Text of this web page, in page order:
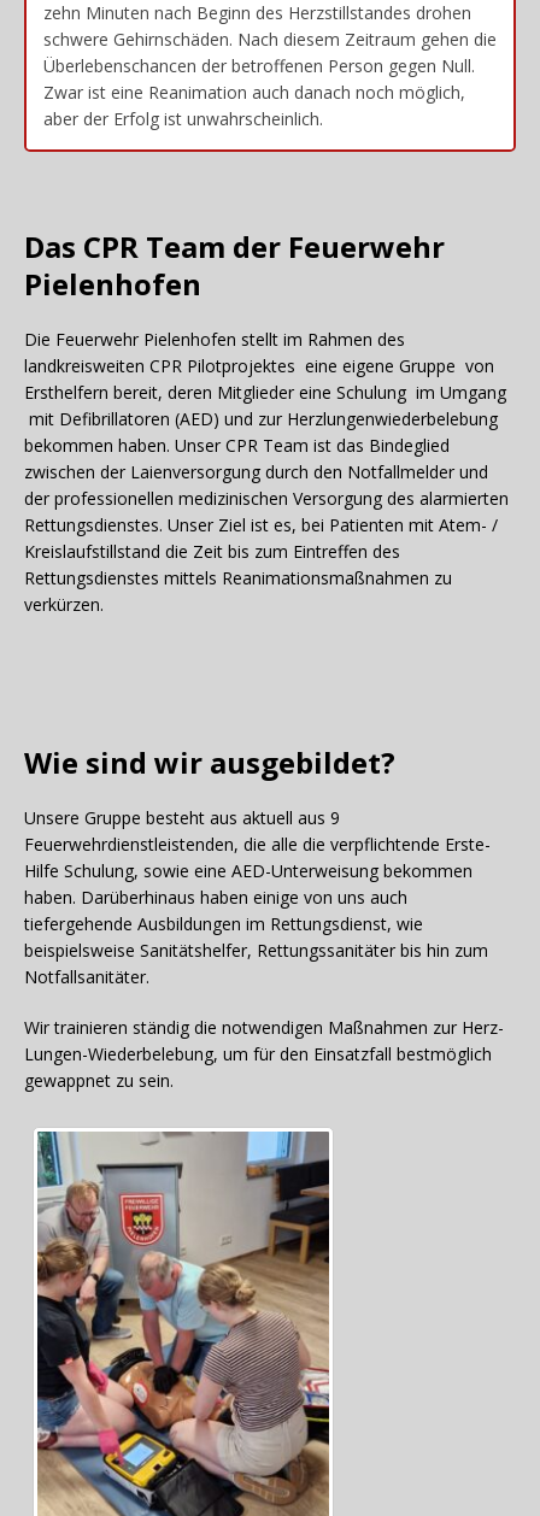
zehn Minuten nach Beginn des Herzstillstandes drohen
schwere Gehirnschäden. Nach diesem Zeitraum gehen die
Überlebenschancen der betroffenen Person gegen Null.
Zwar ist eine Reanimation auch danach noch möglich,
aber der Erfolg ist unwahrscheinlich.
Das CPR Team der Feuerwehr
Pielenhofen
Die Feuerwehr Pielenhofen stellt im Rahmen des
landkreisweiten CPR Pilotprojektes eine eigene Gruppe von
Ersthelfern bereit, deren Mitglieder eine Schulung im Umgang
mit Defibrillatoren (AED) und zur Herzlungenwiederbelebung
bekommen haben. Unser CPR Team ist das Bindeglied
zwischen der Laienversorgung durch den Notfallmelder und
der professionellen medizinischen Versorgung des alarmierten
Rettungsdienstes. Unser Ziel ist es, bei Patienten mit Atem- /
Kreislaufstillstand die Zeit bis zum Eintreffen des
Rettungsdienstes mittels Reanimationsmaßnahmen zu
verkürzen.
Wie sind wir ausgebildet?
Unsere Gruppe besteht aus aktuell aus 9
Feuerwehrdienstleistenden, die alle die verpflichtende Erste-
Hilfe Schulung, sowie eine AED-Unterweisung bekommen
haben. Darüberhinaus haben einige von uns auch
tiefergehende Ausbildungen im Rettungsdienst, wie
beispielsweise Sanitätshelfer, Rettungssanitäter bis hin zum
Notfallsanitäter.
Wir trainieren ständig die notwendigen Maßnahmen zur Herz-
Lungen-Wiederbelebung, um für den Einsatzfall bestmöglich
gewappnet zu sein.